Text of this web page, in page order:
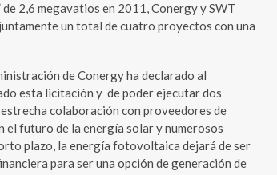
2,6 megavatios en 2011, Conergy y SWT
un total de cuatro proyectos con una
de Conergy ha declarado al
esta licitación y de poder ejecutar dos
colaboración con proveedores de
futuro de la energía solar y numerosos
plazo, la energía fotovoltaica dejará de ser
para ser una opción de generación de